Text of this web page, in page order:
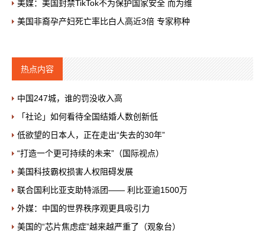
美媒：美国封禁TikTok不为保护国家安全 而为维
美国非裔孕产妇死亡率比白人高近3倍 专家称种
热点内容
中国247城，谁的罚没收入高
「社论」如何看待全国结婚人数创新低
低欲望的日本人，正在走出“失去的30年”
“打造一个更可持续的未来”（国际视点）
美国科技霸权损害人权阻碍发展
联合国利比亚支助特派团—— 利比亚逾1500万
外媒：中国的世界秩序观更具吸引力
美国的“芯片焦虑症”越来越严重了（观象台）